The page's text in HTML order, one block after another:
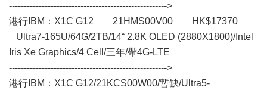
----------------------------------------------------->
港行IBM：X1C G12 21HMS00V00 HK$17370
Ultra7-165U/64G/2TB/14“ 2.8K OLED (2880X1800)/Intel
Iris Xe Graphics/4 Cell/三年/帶4G-LTE
----------------------------------------------------->
港行IBM：X1C G12/21KCS00W00/暫缺/Ultra5-